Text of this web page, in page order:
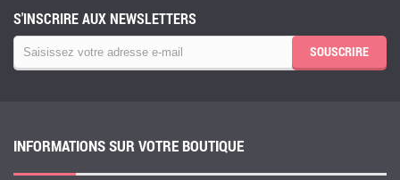
S'INSCRIRE AUX NEWSLETTERS
SOUSCRIRE
INFORMATIONS SUR VOTRE BOUTIQUE